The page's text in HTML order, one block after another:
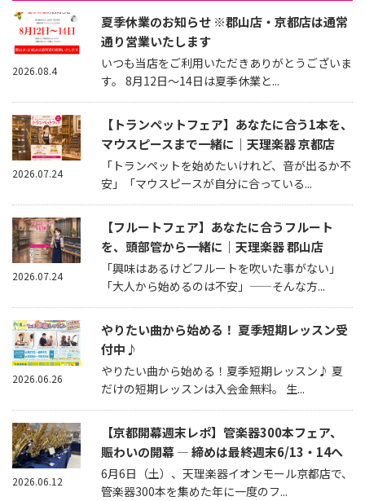
夏季休業のお知らせ ※郡山店・京都店は通常
通り営業いたします
いつも当店をご利用いただきありがとうございま
す。 8月12日～14日は夏季休業と...
2026.08.4
【トランペットフェア】あなたに合う1本を、
マウスピースまで一緒に｜天理楽器 京都店
「トランペットを始めたいけれど、音が出るか不
安」「マウスピースが自分に合っている...
2026.07.24
【フルートフェア】あなたに合うフルート
を、頭部管から一緒に｜天理楽器 郡山店
「興味はあるけどフルートを吹いた事がない」
「大人から始めるのは不安」——そんな方...
2026.07.24
やりたい曲から始める！ 夏季短期レッスン受
付中♪
やりたい曲から始める！夏季短期レッスン♪ 夏
だけの短期レッスンは入会金無料。 生...
2026.06.26
【京都開幕週末レポ】管楽器300本フェア、
賑わいの開幕 — 締めは最終週末6/13・14へ
6月6日（土）、天理楽器イオンモール京都店で、
管楽器300本を集めた年に一度のフ...
2026.06.12